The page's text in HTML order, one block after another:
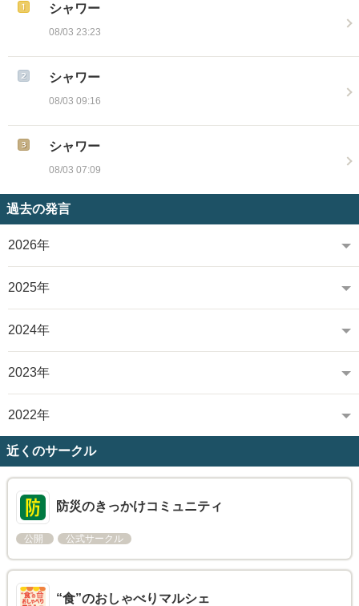
シャワー
08/03 23:23
シャワー
08/03 09:16
シャワー
08/03 07:09
過去の発言
2026年
2025年
2024年
2023年
2022年
近くのサークル
防災のきっかけコミュニティ
公開 公式サークル
“食”のおしゃべりマルシェ